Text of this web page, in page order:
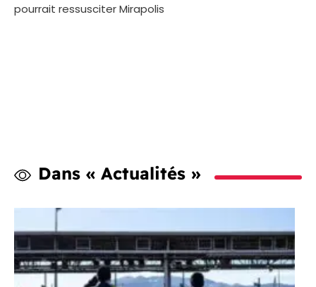
pourrait ressusciter Mirapolis
Dans « Actualités »